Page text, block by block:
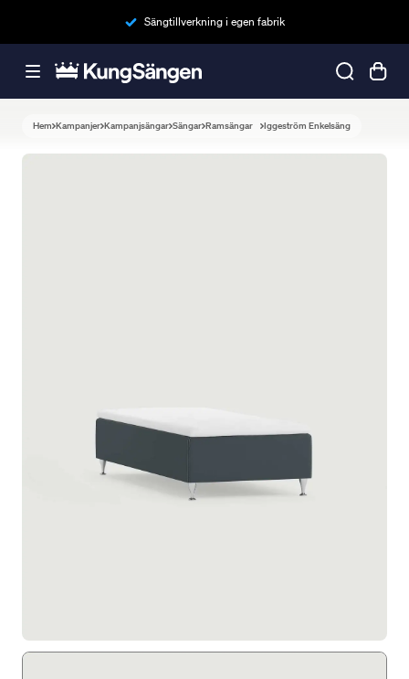
Sängtillverkning i egen fabrik
Hem Kampanjer Kampanjsängar Sängar Ramsängar Iggeström Enkelsäng